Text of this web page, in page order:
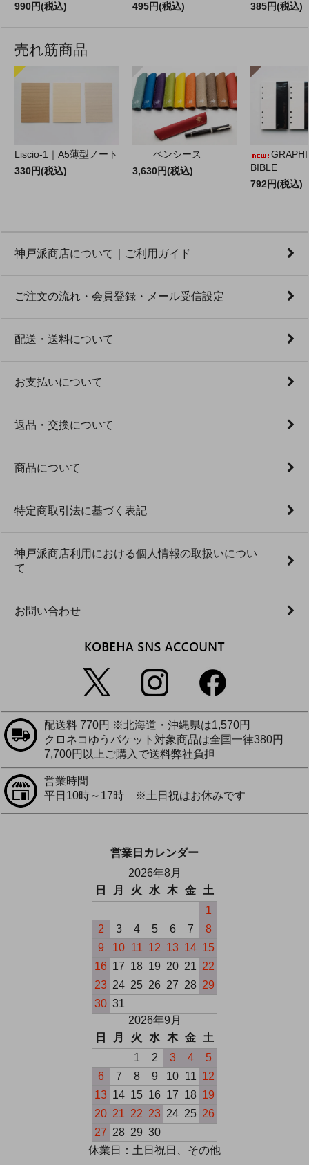
990円(税込)
495円(税込)
385円(税込)
売れ筋商品
Liscio-1｜A5薄型ノート
330円(税込)
ペンシース
3,630円(税込)
BIBLE
792円(税込)
神戸派商店について｜ご利用ガイド
ご注文の流れ・会員登録・メール受信設定
配送・送料について
お支払いについて
返品・交換について
商品について
特定商取引法に基づく表記
神戸派商店利用における個人情報の取扱いについ
て
お問い合わせ
配送料 770円 ※北海道・沖縄県は1,570円
クロネコゆうパケット対象商品は全国一律380円
7,700円以上ご購入で送料弊社負担
営業時間
平日10時～17時 ※土日祝はお休みです
営業日カレンダー
2026年8月
日
月 火 水 木 金
土
1
2
3 4 5 6 7
8
9
10 11 12 13 14 15
16 17 18 19 20 21 22
23 24 25 26 27 28 29
30 31
2026年9月
日
月 火 水 木 金
土
1
2 3 4
5
6
7 8 9 10 11 12
13 14 15 16 17 18 19
20 21 22 23 24 25 26
27 28 29 30
休業日：土日祝日、その他